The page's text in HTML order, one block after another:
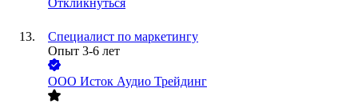
Откликнуться
Специалист по маркетингу
Опыт 3-6 лет
ООО Исток Аудио Трейдинг